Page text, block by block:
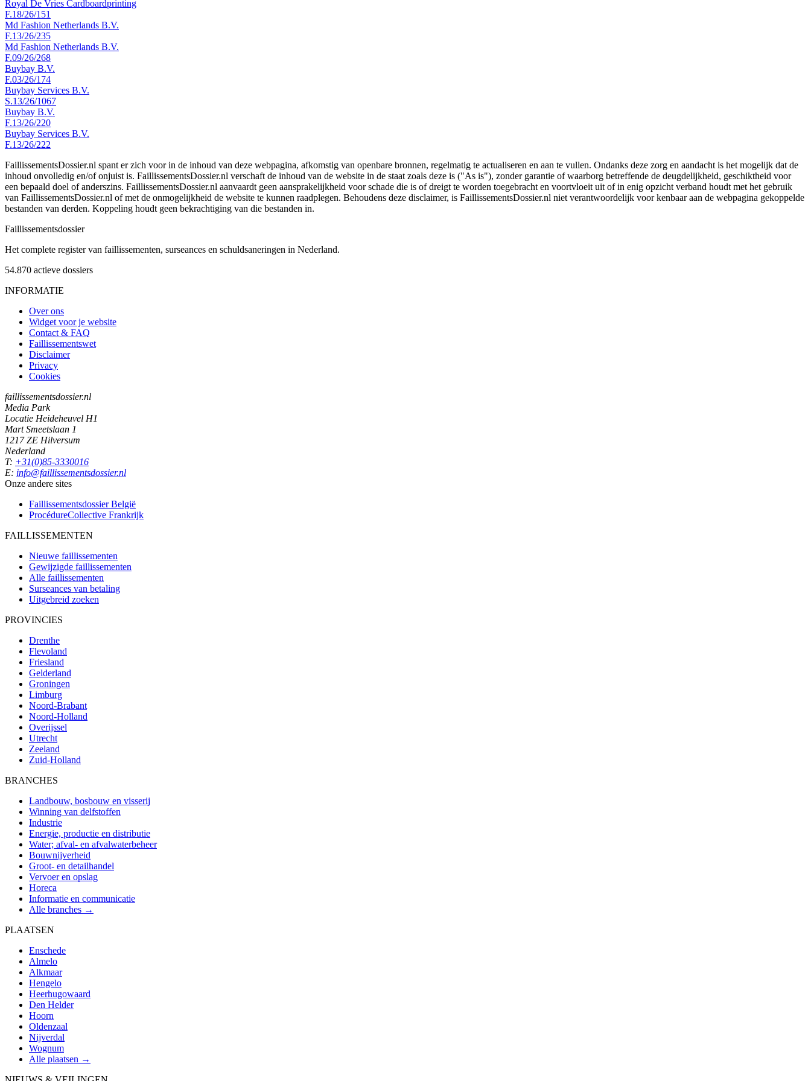
Royal De Vries Cardboardprinting
F.18/26/151
Md Fashion Netherlands B.V.
F.13/26/235
Md Fashion Netherlands B.V.
F.09/26/268
Buybay B.V.
F.03/26/174
Buybay Services B.V.
S.13/26/1067
Buybay B.V.
F.13/26/220
Buybay Services B.V.
F.13/26/222
FaillissementsDossier.nl spant er zich voor in de inhoud van deze webpagina, afkomstig van openbare bronnen, regelmatig te actualiseren en aan te vullen. Ondanks deze zorg en aandacht is het mogelijk dat de
inhoud onvolledig en/of onjuist is. FaillissementsDossier.nl verschaft de inhoud van de website in de staat zoals deze is ("As is"), zonder garantie of waarborg betreffende de deugdelijkheid, geschiktheid voor
een bepaald doel of anderszins. FaillissementsDossier.nl aanvaardt geen aansprakelijkheid voor schade die is of dreigt te worden toegebracht en voortvloeit uit of in enig opzicht verband houdt met het gebruik
van FaillissementsDossier.nl of met de onmogelijkheid de website te kunnen raadplegen. Behoudens deze disclaimer, is FaillissementsDossier.nl niet verantwoordelijk voor kenbaar aan de webpagina gekoppelde
bestanden van derden. Koppeling houdt geen bekrachtiging van die bestanden in.
Faillissementsdossier
Het complete register van faillissementen, surseances en schuldsaneringen in Nederland.
54.870 actieve dossiers
INFORMATIE
Over ons
Widget voor je website
Contact & FAQ
Faillissementswet
Disclaimer
Privacy
Cookies
faillissementsdossier.nl
Media Park
Locatie Heideheuvel H1
Mart Smeetslaan 1
1217 ZE Hilversum
Nederland
T: +31(0)85-3330016
E: info@faillissementsdossier.nl
Onze andere sites
Faillissementsdossier België
ProcédureCollective Frankrijk
FAILLISSEMENTEN
Nieuwe faillissementen
Gewijzigde faillissementen
Alle faillissementen
Surseances van betaling
Uitgebreid zoeken
PROVINCIES
Drenthe
Flevoland
Friesland
Gelderland
Groningen
Limburg
Noord-Brabant
Noord-Holland
Overijssel
Utrecht
Zeeland
Zuid-Holland
BRANCHES
Landbouw, bosbouw en visserij
Winning van delfstoffen
Industrie
Energie, productie en distributie
Water; afval- en afvalwaterbeheer
Bouwnijverheid
Groot- en detailhandel
Vervoer en opslag
Horeca
Informatie en communicatie
Alle branches →
PLAATSEN
Enschede
Almelo
Alkmaar
Hengelo
Heerhugowaard
Den Helder
Hoorn
Oldenzaal
Nijverdal
Wognum
Alle plaatsen →